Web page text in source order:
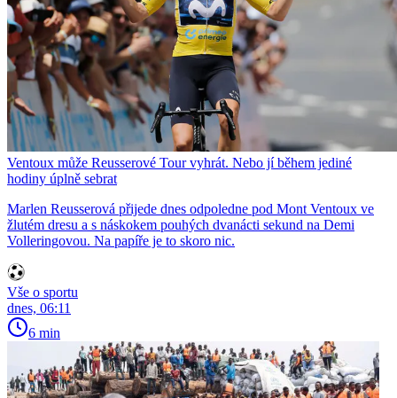
Ventoux může Reusserové Tour vyhrát. Nebo jí během jediné
hodiny úplně sebrat
Marlen Reusserová přijede dnes odpoledne pod Mont Ventoux ve
žlutém dresu a s náskokem pouhých dvanácti sekund na Demi
Volleringovou. Na papíře je to skoro nic.
Vše o sportu
dnes, 06:11
6 min